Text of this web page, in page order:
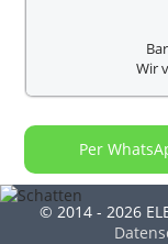
Wir
Per
© 2014 - 2026